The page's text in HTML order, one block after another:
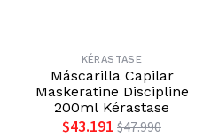
KÉRASTASE
Máscarilla Capilar
Maskeratine Discipline
200ml Kérastase
$43.191 $47.990